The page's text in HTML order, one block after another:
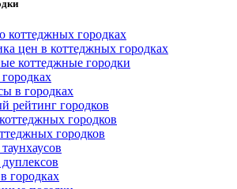
коттеджных городках
цен в коттеджных городках
коттеджные городки
в городках
рейтинг городков
городков
городков
городках